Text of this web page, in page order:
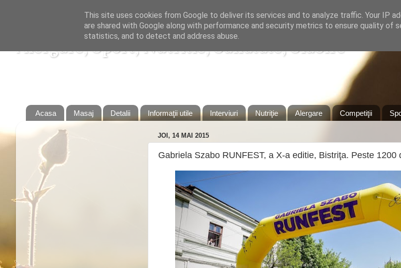
Alergare, Sport, Nutritie, Sanatate, Slabire
Acasa Masaj Detalii Informaţii utile Interviuri Nutriţie Alergare Competiţii
JOI, 14 MAI 2015
Gabriela Szabo RUNFEST, a X-a editie, Bistriţa. Peste 1200
This site uses cookies from Google to deliver its services and to analyze traffic. Your IP
are shared with Google along with performance and security metrics to ensure quality of
statistics, and to detect and address abuse.